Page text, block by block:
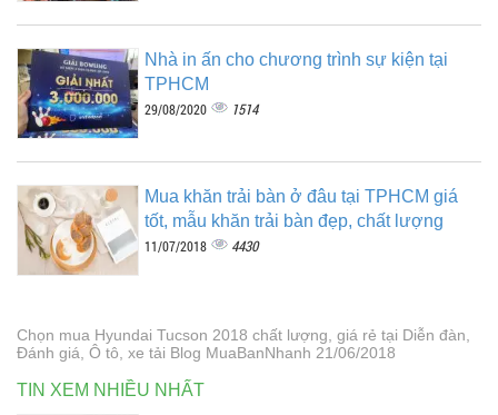
Nhà in ấn cho chương trình sự kiện tại
TPHCM
29/08/2020 1514
Mua khăn trải bàn ở đâu tại TPHCM giá
tốt, mẫu khăn trải bàn đẹp, chất lượng
11/07/2018 4430
Chọn mua Hyundai Tucson 2018 chất lượng, giá rẻ tại Diễn đàn,
Đánh giá, Ô tô, xe tải Blog MuaBanNhanh 21/06/2018
TIN XEM NHIỀU NHẤT